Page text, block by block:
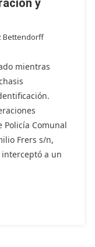
y
Bettendorff
mientras
Policía Comunal
Frers s/n,
a un